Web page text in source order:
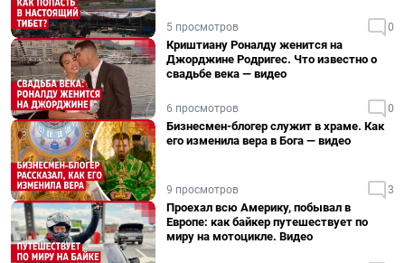
5 просмотров 0
Криштиану Роналду женится на
Джорджине Родригес. Что известно о
свадьбе века — видео
6 просмотров 0
Бизнесмен-блогер служит в храме. Как
его изменила вера в Бога — видео
9 просмотров 3
Проехал всю Америку, побывал в
Европе: как байкер путешествует по
миру на мотоцикле. Видео